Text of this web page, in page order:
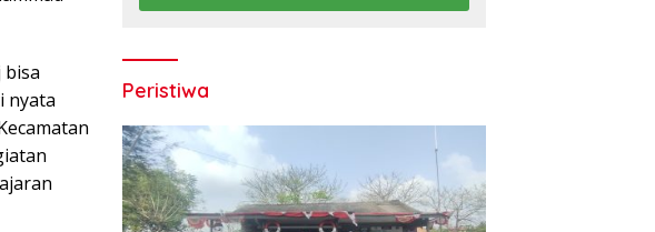
bisa
nyata
Peristiwa